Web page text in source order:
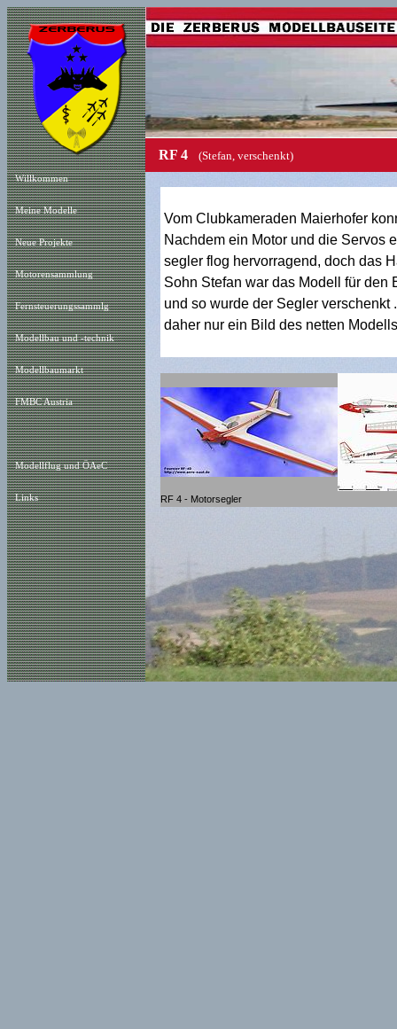
Willkommen
Meine Modelle
Neue Projekte
Motorensammlung
Fernsteuerungssammlg
Modellbau und -technik
Modellbaumarkt
FMBC Austria
Modellflug und ÖAeC
Links
RF 4 (Stefan, verschenkt)
Vom Clubkameraden Maierhofer
Nachdem ein Motor und die Servos
segler flog hervorragend, doch das
Sohn Stefan war das Modell für den
und so wurde der Segler
daher nur ein Bild des netten
RF 4 - Motorsegler